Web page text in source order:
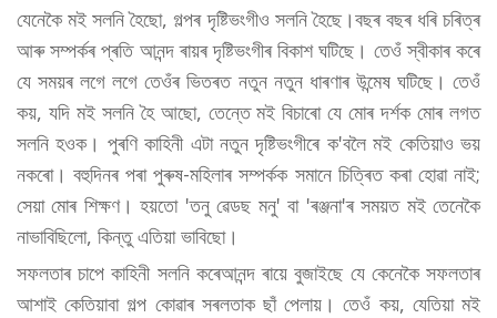
যেনেকৈ মই সলনি হৈছো, গল্পৰ দৃষ্টিভংগীও সলনি হৈছে।বছৰ বছৰ ধৰি চৰিত্ৰ
আৰু সম্পৰ্কৰ প্ৰতি আনন্দ ৰায়ৰ দৃষ্টিভংগীৰ বিকাশ ঘটিছে। তেওঁ স্বীকাৰ কৰে
যে সময়ৰ লগে লগে তেওঁৰ ভিতৰত নতুন নতুন ধাৰণাৰ উন্মেষ ঘটিছে। তেওঁ
কয়, যদি মই সলনি হৈ আছো, তেন্তে মই বিচাৰো যে মোৰ দৰ্শক মোৰ লগত
সলনি হওক। পুৰণি কাহিনী এটা নতুন দৃষ্টিভংগীৰে ক'বলৈ মই কেতিয়াও ভয়
নকৰো। বহুদিনৰ পৰা পুৰুষ-মহিলাৰ সম্পৰ্কক সমানে চিত্ৰিত কৰা হোৱা নাই;
সেয়া মোৰ শিক্ষণ। হয়তো 'তনু ৱেডছ মনু' বা 'ৰঞ্জনা'ৰ সময়ত মই তেনেকৈ
নাভাবিছিলো, কিন্তু এতিয়া ভাবিছো।
সফলতাৰ চাপে কাহিনী সলনি কৰেআনন্দ ৰায়ে বুজাইছে যে কেনেকৈ সফলতাৰ
আশাই কেতিয়াবা গল্প কোৱাৰ সৰলতাক ছাঁ পেলায়। তেওঁ কয়, যেতিয়া মই